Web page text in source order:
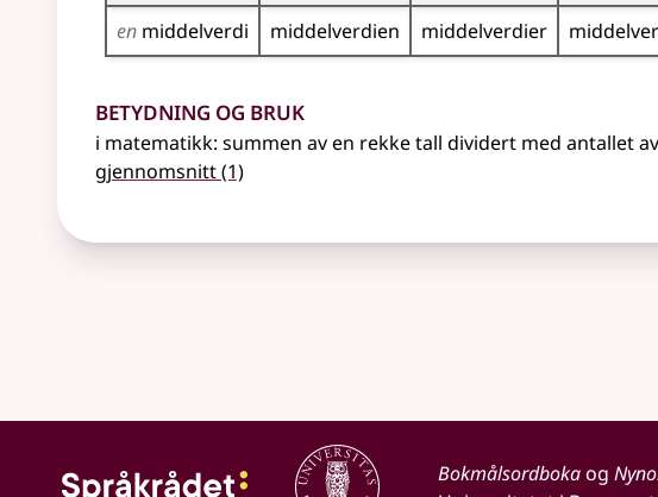
en middel­verdi middel­verdien middel­verdier
Betydning og bruk
i matematikk: summen av en rekke tall dividert med antallet
gjennomsnitt(1)
Bokmålsordbokaog